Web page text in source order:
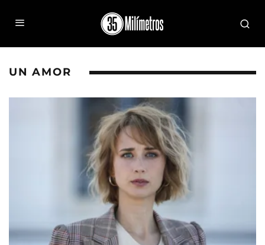
UN AMOR